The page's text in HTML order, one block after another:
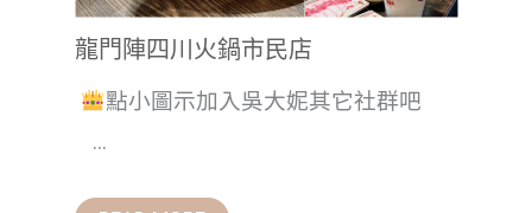
龍門陣四川火鍋市民店
點小圖示加入吳大妮其它社群吧
...